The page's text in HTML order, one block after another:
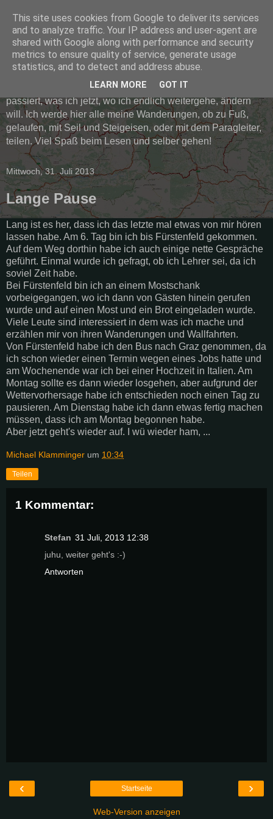
Mich's Wanderlust Blog
Der Grundgedanken für dieses Blog war meine lange
geplante Umwanderung der Steiermark zu dokumentieren.
Seit ich damit begonnen habe ist viel unprotokolliert
passiert, was ich jetzt, wo ich endlich weitergehe, ändern
will. Ich werde hier alle meine Wanderungen, ob zu Fuß,
gelaufen, mit Seil und Steigeisen, oder mit dem Paragleiter,
teilen. Viel Spaß beim Lesen und selber gehen!
Mittwoch, 31. Juli 2013
Lange Pause
Lang ist es her, dass ich das letzte mal etwas von mir hören
lassen habe. Am 6. Tag bin ich bis Fürstenfeld gekommen.
Auf dem Weg dorthin habe ich auch einige nette Gespräche
geführt. Einmal wurde ich gefragt, ob ich Lehrer sei, da ich
soviel Zeit habe.
Bei Fürstenfeld bin ich an einem Mostschank
vorbeigegangen, wo ich dann von Gästen hinein gerufen
wurde und auf einen Most und ein Brot eingeladen wurde.
Viele Leute sind interessiert in dem was ich mache und
erzählen mir von ihren Wanderungen und Wallfahrten.
Von Fürstenfeld habe ich den Bus nach Graz genommen, da
ich schon wieder einen Termin wegen eines Jobs hatte und
am Wochenende war ich bei einer Hochzeit in Italien. Am
Montag sollte es dann wieder losgehen, aber aufgrund der
Wettervorhersage habe ich entschieden noch einen Tag zu
pausieren. Am Dienstag habe ich dann etwas fertig machen
müssen, dass ich am Montag begonnen habe.
Aber jetzt geht's wieder auf. I wü wieder ham, ...
Michael Klamminger um 10:34
Teilen
1 Kommentar:
Stefan 31 Juli, 2013 12:38
juhu, weiter geht's :-)
Antworten
‹ ›
Startseite
Web-Version anzeigen
This site uses cookies from Google to deliver its services
and to analyze traffic. Your IP address and user-agent are
shared with Google along with performance and security
metrics to ensure quality of service, generate usage
statistics, and to detect and address abuse.
LEARN MORE GOT IT